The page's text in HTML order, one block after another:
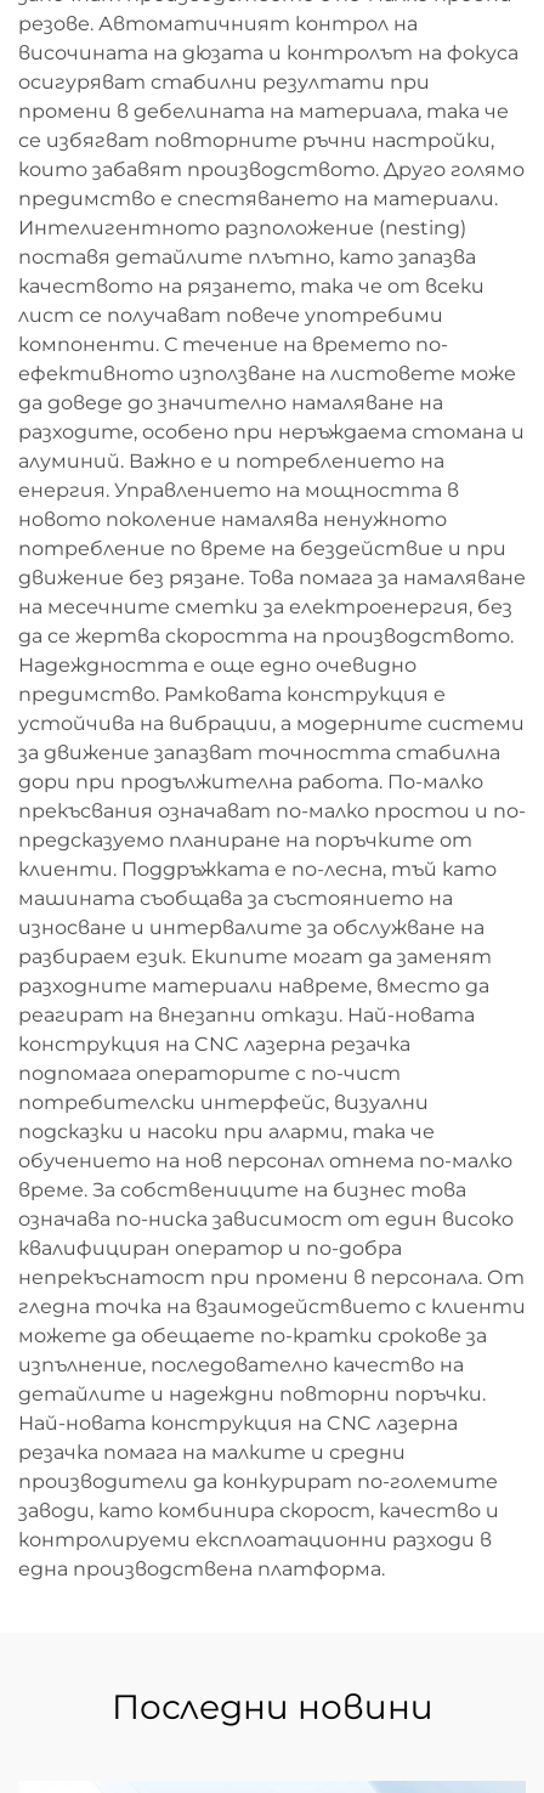
резове. Автоматичният контрол на
височината на дюзата и контролът на фокуса
осигуряват стабилни резултати при
промени в дебелината на материала, така че
се избягват повторните ръчни настройки,
които забавят производството. Друго голямо
предимство е спестяването на материали.
Интелигентното разположение (nesting)
поставя детайлите плътно, като запазва
качеството на рязането, така че от всеки
лист се получават повече употребими
компоненти. С течение на времето по-
ефективното използване на листовете може
да доведе до значително намаляване на
разходите, особено при неръждаема стомана и
алуминий. Важно е и потреблението на
енергия. Управлението на мощността в
новото поколение намалява ненужното
потребление по време на бездействие и при
движение без рязане. Това помага за намаляване
на месечните сметки за електроенергия, без
да се жертва скоростта на производството.
Надеждността е още едно очевидно
предимство. Рамковата конструкция е
устойчива на вибрации, а модерните системи
за движение запазват точността стабилна
дори при продължителна работа. По-малко
прекъсвания означават по-малко простои и по-
предсказуемо планиране на поръчките от
клиенти. Поддръжката е по-лесна, тъй като
машината съобщава за състоянието на
износване и интервалите за обслужване на
разбираем език. Екипите могат да заменят
разходните материали навреме, вместо да
реагират на внезапни откази. Най-новата
конструкция на CNC лазерна резачка
подпомага операторите с по-чист
потребителски интерфейс, визуални
подсказки и насоки при аларми, така че
обучението на нов персонал отнема по-малко
време. За собствениците на бизнес това
означава по-ниска зависимост от един високо
квалифициран оператор и по-добра
непрекъснатост при промени в персонала. От
гледна точка на взаимодействието с клиенти
можете да обещаете по-кратки срокове за
изпълнение, последователно качество на
детайлите и надеждни повторни поръчки.
Най-новата конструкция на CNC лазерна
резачка помага на малките и средни
производители да конкурират по-големите
заводи, като комбинира скорост, качество и
контролируеми експлоатационни разходи в
една производствена платформа.
Последни новини